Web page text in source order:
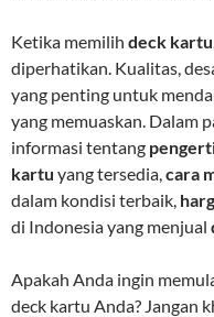
Ketika memilih deck kartu
diperhatikan. Kualitas,
yang penting untuk
yang memuaskan. Dalam
informasi tentang
kartu yang tersedia,cara
dalam kondisi terbaik,
di Indonesia yang menjual
Apakah Anda ingin
deck kartu Anda? Jangan